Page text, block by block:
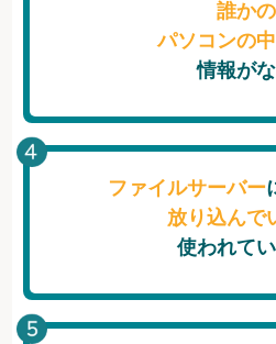
誰かの
パソコンの中
情報が
ファイルサーバー
放り込んで
使われて